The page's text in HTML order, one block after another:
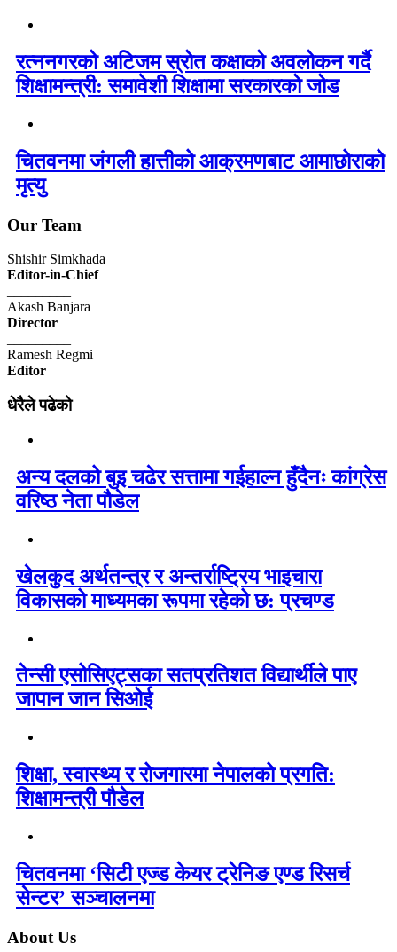
रत्ननगरको अटिजम स्रोत कक्षाको अवलोकन गर्दै
शिक्षामन्त्री: समावेशी शिक्षामा सरकारको जोड
चितवनमा जंगली हात्तीको आक्रमणबाट आमाछोराको
मृत्यु
Our Team
Shishir Simkhada
Editor-in-Chief
Akash Banjara
Director
Ramesh Regmi
Editor
धेरैले पढेको
अन्य दलको बुइ चढेर सत्तामा गईहाल्न हुँदैनः कांग्रेस
वरिष्ठ नेता पौडेल
खेलकुद अर्थतन्त्र र अन्तर्राष्ट्रिय भाइचारा
विकासको माध्यमका रूपमा रहेको छ: प्रचण्ड
तेन्सी एसोसिएट्सका सतप्रतिशत विद्यार्थीले पाए
जापान जान सिओई
शिक्षा, स्वास्थ्य र रोजगारमा नेपालको प्रगति:
शिक्षामन्त्री पौडेल
चितवनमा ‘सिटी एज्ड केयर ट्रेनिङ एण्ड रिसर्च
सेन्टर’ सञ्चालनमा
About Us